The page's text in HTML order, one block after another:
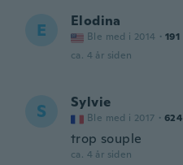
E Elodina
Ble med i 2014 · 191
ca. 4 år siden
S Sylvie
Ble med i 2017 · 624
trop souple
ca. 4 år siden